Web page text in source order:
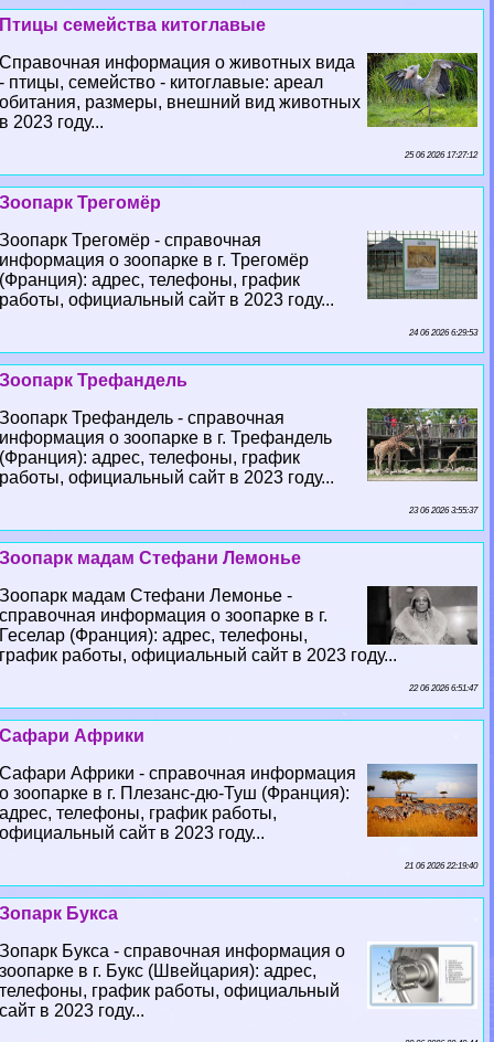
Птицы семейства китоглавые
Справочная информация о животных вида
- птицы, семейство - китоглавые: ареал
обитания, размеры, внешний вид животных
в 2023 году...
25 06 2026 17:27:12
Зоопарк Трегомёр
Зоопарк Трегомёр - справочная
информация о зоопарке в г. Трегомёр
(Франция): адрес, телефоны, график
работы, официальный сайт в 2023 году...
24 06 2026 6:29:53
Зоопарк Трефандель
Зоопарк Трефандель - справочная
информация о зоопарке в г. Трефандель
(Франция): адрес, телефоны, график
работы, официальный сайт в 2023 году...
23 06 2026 3:55:37
Зоопарк мадам Стефани Лемонье
Зоопарк мадам Стефани Лемонье -
справочная информация о зоопарке в г.
Геселар (Франция): адрес, телефоны,
график работы, официальный сайт в 2023 году...
22 06 2026 6:51:47
Сафари Африки
Сафари Африки - справочная информация
о зоопарке в г. Плезанс-дю-Туш (Франция):
адрес, телефоны, график работы,
официальный сайт в 2023 году...
21 06 2026 22:19:40
Зопарк Букса
Зопарк Букса - справочная информация о
зоопарке в г. Букс (Швейцария): адрес,
телефоны, график работы, официальный
сайт в 2023 году...